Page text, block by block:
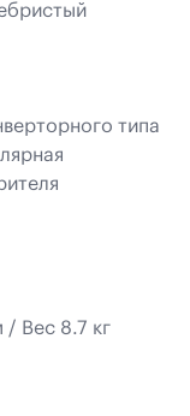
типа
Вес 8.7 кг